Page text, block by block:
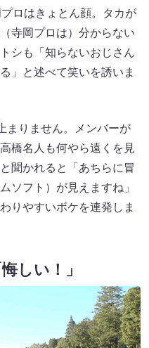
ロはきょとん顔。タカが
寺岡プロは）分からない
シも「知らないおじさん
」と述べて笑いを誘いま
まりません。メンバーが
橋名人も何やら遠くを見
聞かれると「あちらに冒
ソフト）が見えますね」
りやすいボケを連発しま
しい！」